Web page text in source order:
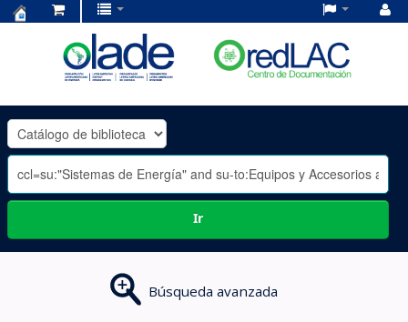
OLADE
-
Ir
Búsqueda avanzada